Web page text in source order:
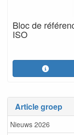
Article groep
Nieuws 2026
Bloc de
ISO